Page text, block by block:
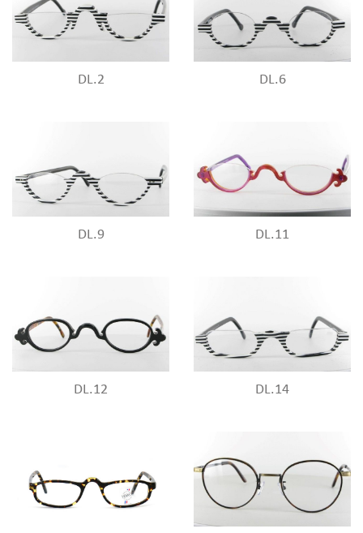
DL.2 DL.6
DL.9 DL.11
DL.12 DL.14